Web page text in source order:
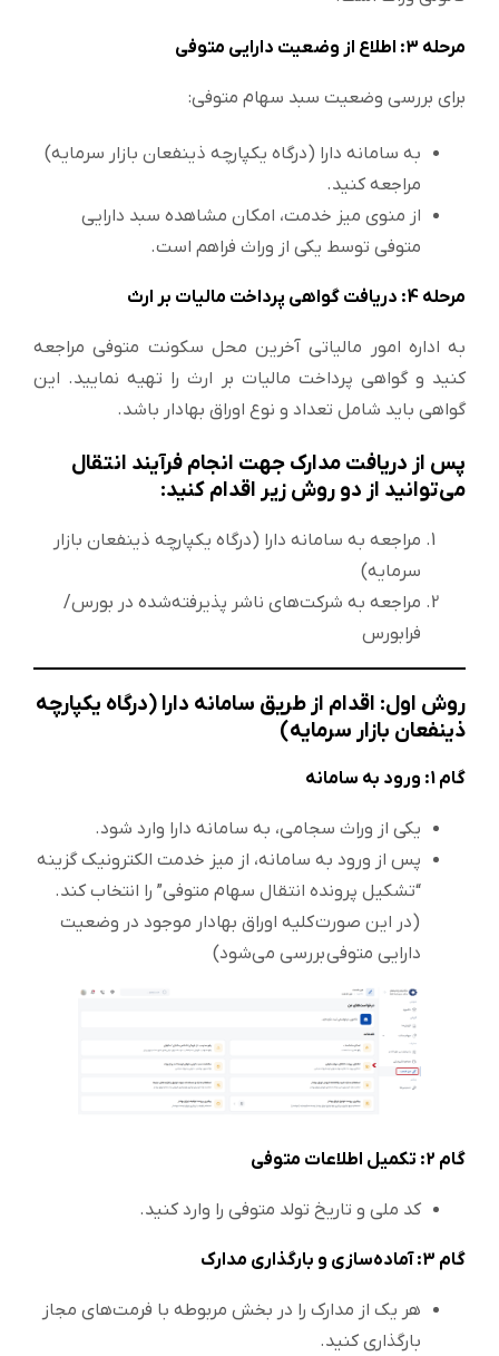
مرحله 3: اطلاع از وضعیت دارایی متوفی
برای بررسی وضعیت سبد سهام متوفی:
به سامانه دارا (درگاه یکپارچه ذینفعان بازار سرمایه)
مراجعه کنید.
از منوی میز خدمت، امکان مشاهده سبد دارایی
متوفی توسط یکی از وراث فراهم است.
مرحله 4: دریافت گواهی پرداخت مالیات بر ارث
به اداره امور مالیاتی آخرین محل سکونت متوفی مراجعه
کنید و گواهی پرداخت مالیات بر ارث را تهیه نمایید. این
گواهی باید شامل تعداد و نوع اوراق بهادار باشد.
پس از دریافت مدارک جهت انجام فرآیند انتقال
می‌توانید از دو روش زیر اقدام کنید:
مراجعه به سامانه دارا (درگاه یکپارچه ذینفعان بازار
سرمایه)
مراجعه به شرکت‌های ناشر پذیرفته‌شده در بورس/
فرابورس
روش اول: اقدام از طریق سامانه دارا (درگاه یکپارچه
ذینفعان بازار سرمایه)
گام 1: ورود به سامانه
یکی از وراث سجامی، به سامانه دارا وارد شود.
پس از ورود به سامانه، از میز خدمت الکترونیک گزینه
“تشکیل پرونده انتقال سهام متوفی” را انتخاب کند.
(در این صورت کلیه اوراق بهادار موجود در وضعیت
دارایی متوفی بررسی می‌شود)
گام 2: تکمیل اطلاعات متوفی
کد ملی و تاریخ تولد متوفی را وارد کنید.
گام 3: آماده‌سازی و بارگذاری مدارک
هر یک از مدارک را در بخش مربوطه با فرمت‌های مجاز
بارگذاری کنید.